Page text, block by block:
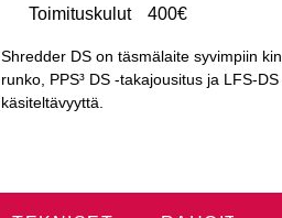
Toimituskulut 400€
Shredder DS on täsmälaite syvimpiin
runko, PPS³ DS -takajousitus ja LFS-
käsiteltävyyttä.